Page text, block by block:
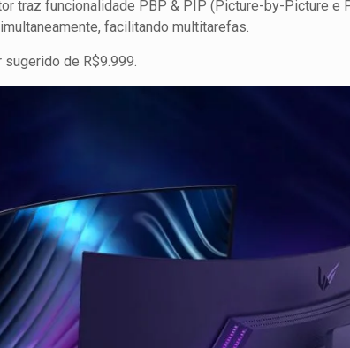
traz funcionalidade PBP & PIP (Picture-by-Picture e
facilitando multitarefas.
de R$9.999.